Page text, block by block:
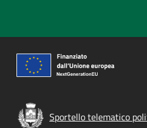
Sportello telematico